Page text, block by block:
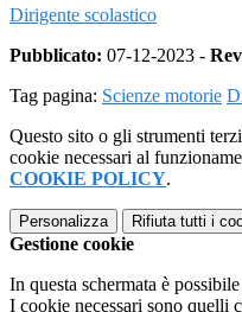
Dirigente scolastico
Pubblicato: 07-12-2023 -
Tag pagina: Scienze motorie
Questo sito o gli strumenti
cookie necessari al
COOKIE POLICY.
Personalizza Rifiuta tutti i
Gestione cookie
In questa schermata è
I cookie necessari sono quelli